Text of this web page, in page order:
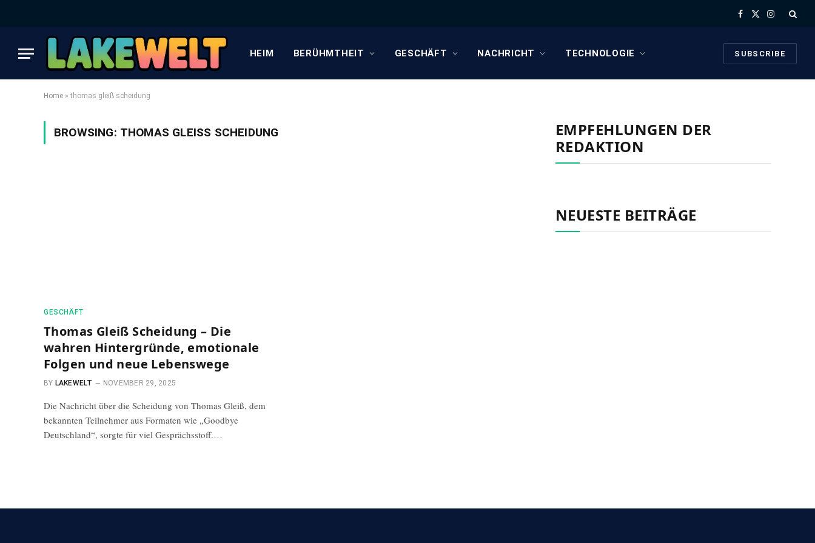
Facebook
X
Instagram
HEIM BERÜHMTHEIT GESCHÄFT NACHRICHT TECHNOLOGIE SUBSCRIBE
Home »thomas gleiß scheidung
BROWSING: THOMAS GLEISS SCHEIDUNG
GESCHÄFT
Thomas Gleiß Scheidung – Die
wahren Hintergründe, emotionale
Folgen und neue Lebenswege
BY LAKEWELT NOVEMBER 29, 2025
Die Nachricht über die Scheidung von Thomas Gleiß, dem
bekannten Teilnehmer aus Formaten wie „Goodbye
Deutschland“, sorgte für viel Gesprächsstoff.…
EMPFEHLUNGEN DER
REDAKTION
NEUESTE BEITRÄGE